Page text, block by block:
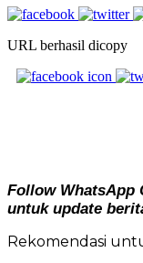
URL berhasil dicopy
Follow WhatsApp
untuk update
Rekomendasi